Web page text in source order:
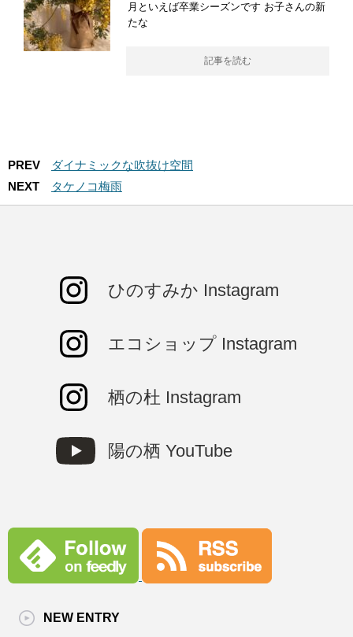
月といえば卒業シーズンです お子さんの新
たな
記事を読む
PREV
ダイナミックな吹抜け空間
NEXT
タケノコ梅雨
ひのすみか Instagram
エコショップ Instagram
栖の杜 Instagram
陽の栖 YouTube
NEW ENTRY